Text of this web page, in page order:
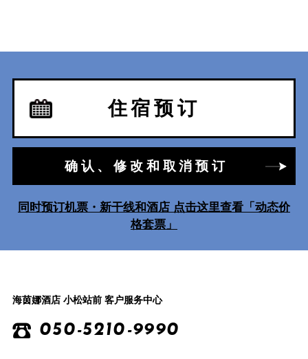
住宿预订
确认、修改和取消预订
同时预订机票・新干线和酒店 点击这里查看「动态价
格套票」
海茵娜酒店 小松站前 客户服务中心
050-5210-9990